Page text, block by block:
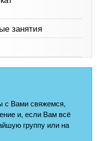
занятия
с Вами свяжемся,
и, если Вам всё
группу или на